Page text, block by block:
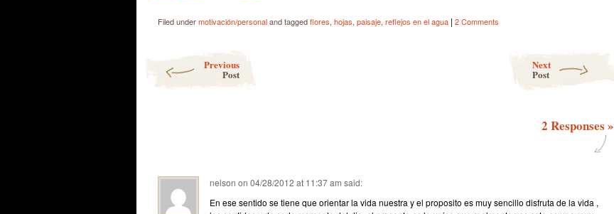
Filed undermotivación/personaland taggedflores, hojas, paisaje, reflejos en el agua | 2 Comments
Previous
Post
Next
Post
2 Responses »
nelson on 04/28/2012 at 11:37 am said:
En ese sentido se tiene que orientar la vida nuestra y el proposito es muy sencillo disfruta de la vida ,